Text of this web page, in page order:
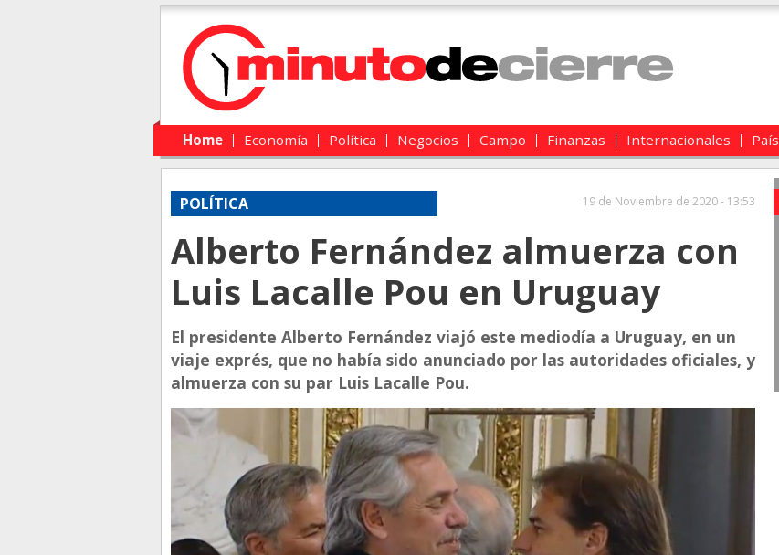
Main menu
Skip to primary content
Skip to secondary content
Home Economía Política Negocios Campo Finanzas Internacionales País
POLÍTICA 19 de Noviembre de 2020 - 13:53
Alberto Fernández almuerza con
Luis Lacalle Pou en Uruguay
El presidente Alberto Fernández viajó este mediodía a Uruguay, en un
viaje exprés, que no había sido anunciado por las autoridades oficiales, y
almuerza con su par Luis Lacalle Pou.